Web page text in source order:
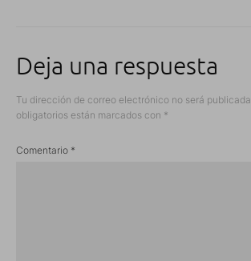
Deja una respuesta
Tu dirección de correo electrónico no será publicada.
obligatorios están marcados con *
Comentario *